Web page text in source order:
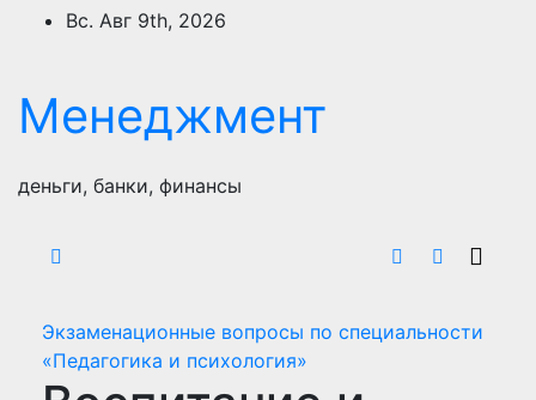
ПерейтиВс. Авг 9th, 2026
Менеджмент
деньги, банки, финансы
Экзаменационные вопросы по специальности
«Педагогика и психология»